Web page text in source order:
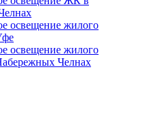
освещение жилого
освещение жилого
Челнах